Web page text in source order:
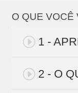
O QUE VOCÊ
1 -
2 - O